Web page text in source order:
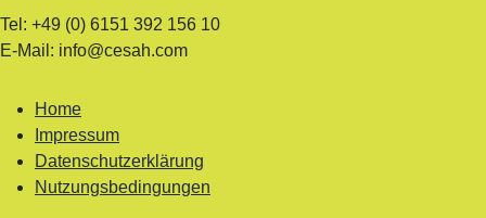
Tel: +49 (0) 6151 392 156 10
E-Mail: info@cesah.com
Home
Impressum
Datenschutzerklärung
Nutzungsbedingungen